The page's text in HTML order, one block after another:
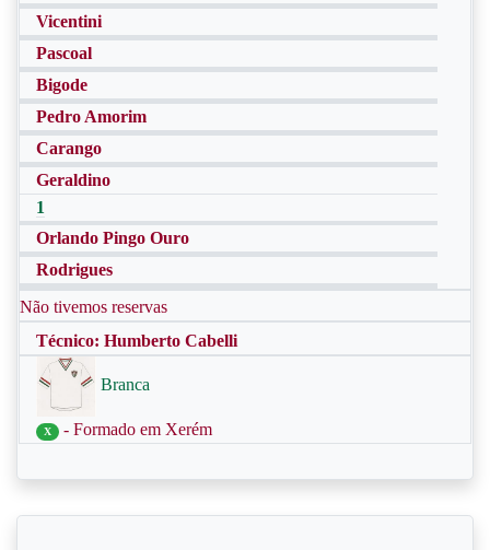
Vicentini
Pascoal
Bigode
Pedro Amorim
Carango
Geraldino
1
Orlando Pingo Ouro
Rodrigues
Não tivemos reservas
Técnico: Humberto Cabelli
Branca
X - Formado em Xerém